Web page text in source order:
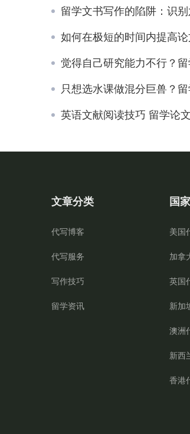
留学文书写作的陷阱：识别六
如何在极短的时间内提高论文的写作水平？正规的代
觉得自己研究能力不行？留学生如何
只想选水课做混分巨兽？留学生
英语文献阅读技巧 留学论文
文章分类
代写博客
代写服务
写作技巧
留学资讯
国
美国
加拿
英国
新加
澳洲
新西
香港